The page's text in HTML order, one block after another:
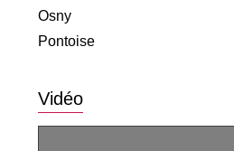
Osny
Pontoise
Vidéo